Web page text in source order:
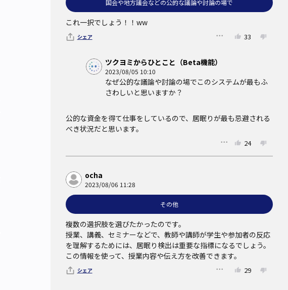
国会や地方議会などの公的な議論や討論の場で
これ一択でしょう！！ww
シェア 33
ツクヨミからひとこと（Beta機能）
2023/08/05 10:10
なぜ公的な議論や討論の場でこのシステムが最もふ
さわしいと思いますか？
公的な資金を得て仕事をしているので、居眠りが最も忌避される
べき状況だと思います。
24
ocha
2023/08/06 11:28
その他
複数の選択肢を選びたかったのです。
授業、講義、セミナーなどで、教師や講師が学生や参加者の反応
を理解するためには、居眠り検出は重要な指標になるでしょう。
この情報を使って、授業内容や伝え方を改善できます。
シェア 29